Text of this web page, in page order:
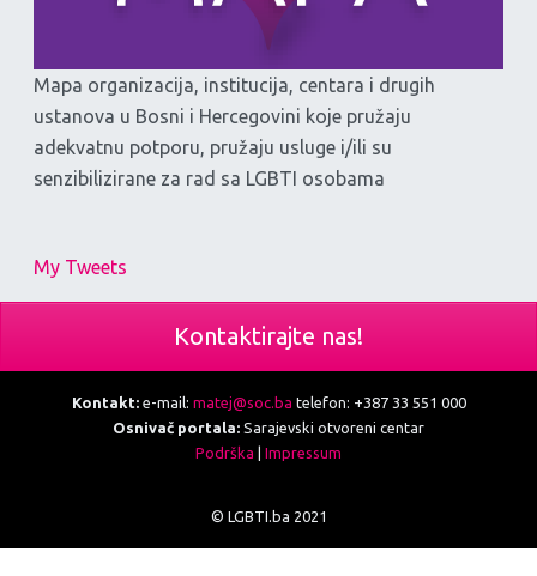
Mapa organizacija, institucija, centara i drugih
ustanova u Bosni i Hercegovini koje pružaju
adekvatnu potporu, pružaju usluge i/ili su
senzibilizirane za rad sa LGBTI osobama
My Tweets
Kontaktirajte nas!
Kontakt:e-mail: matej@soc.ba telefon: +387 33 551 000
Osnivač portala: Sarajevski otvoreni centar
Podrška | Impressum
© LGBTI.ba 2021